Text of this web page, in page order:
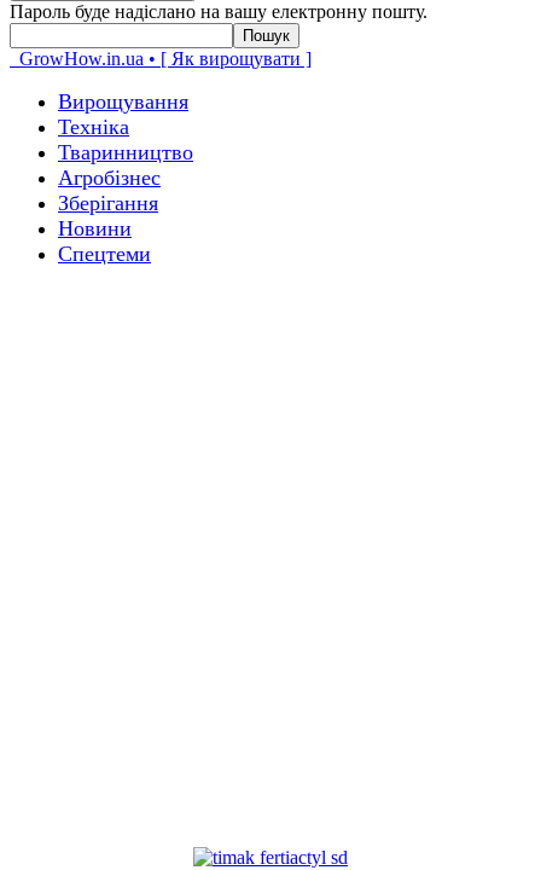
Пароль буде надіслано на вашу електронну пошту.
GrowHow.in.ua • [ Як вирощувати ]
Вирощування
Техніка
Тваринництво
Агробізнес
Зберігання
Новини
Спецтеми